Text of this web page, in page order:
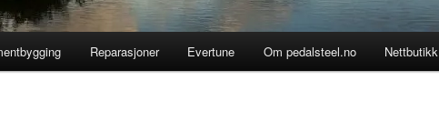
Reparasjoner Evertune Om pedalsteel.no Nettbutikk